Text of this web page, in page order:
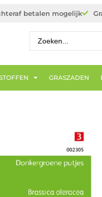
betalen mogelijk
GRASZADEN